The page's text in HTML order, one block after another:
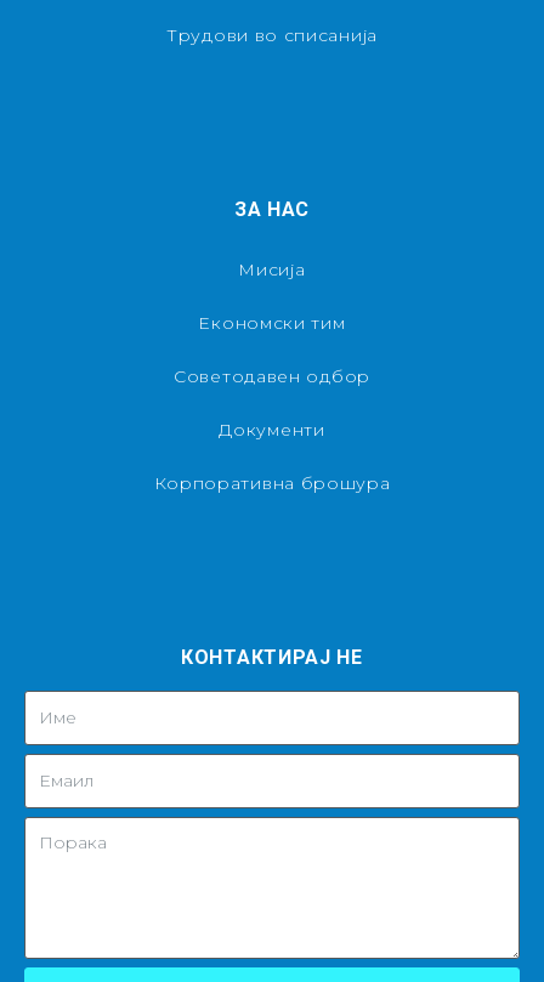
Трудови во списанија
ЗА НАС
Мисија
Економски тим
Советодавен одбор
Документи
Корпоративна брошура
КОНТАКТИРАЈ НЕ